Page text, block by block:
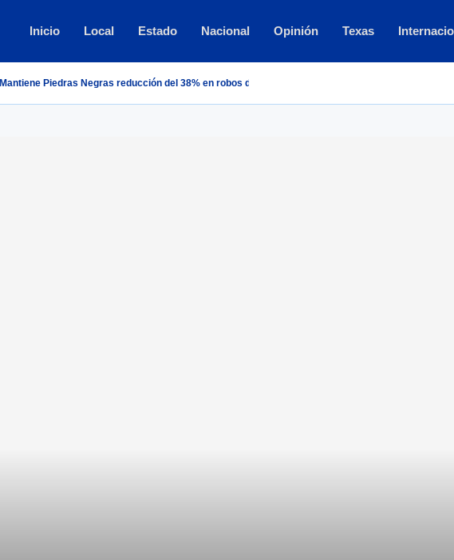
Inicio Local Estado Nacional Opinión Texas
Mantiene Piedras Negras reducción del 38% en robos durante 2026